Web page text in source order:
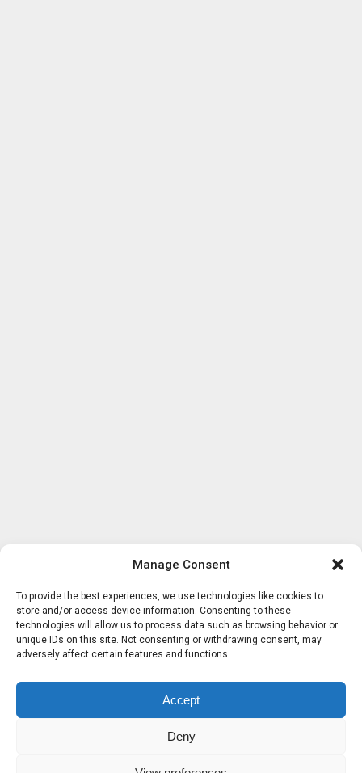
Manage Consent
To provide the best experiences, we use technologies like cookies to
store and/or access device information. Consenting to these
technologies will allow us to process data such as browsing behavior or
unique IDs on this site. Not consenting or withdrawing consent, may
adversely affect certain features and functions.
Accept
Deny